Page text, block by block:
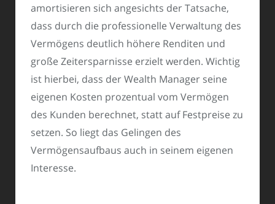
amortisieren sich angesichts der Tatsache,
dass durch die professionelle Verwaltung des
Vermögens deutlich höhere Renditen und
große Zeitersparnisse erzielt werden. Wichtig
ist hierbei, dass der Wealth Manager seine
eigenen Kosten prozentual vom Vermögen
des Kunden berechnet, statt auf Festpreise zu
setzen. So liegt das Gelingen des
Vermögensaufbaus auch in seinem eigenen
Interesse.